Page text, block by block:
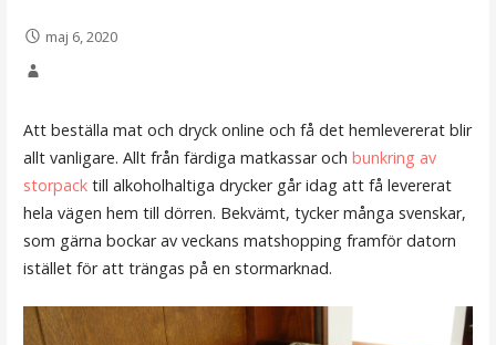
maj 6, 2020
Att beställa mat och dryck online och få det hemlevererat blir
allt vanligare. Allt från färdiga matkassar och bunkring av
storpacktill alkoholhaltiga drycker går idag att få levererat
hela vägen hem till dörren. Bekvämt, tycker många svenskar,
som gärna bockar av veckans matshopping framför datorn
istället för att trängas på en stormarknad.